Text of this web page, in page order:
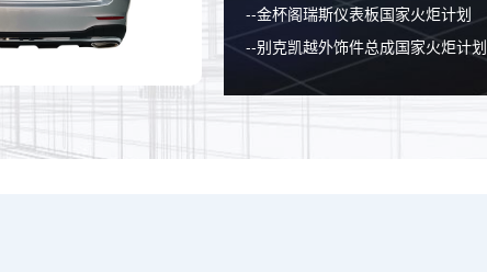
--金杯阁瑞斯仪表板国家火炬计划
--别克凯越外饰件总成国家火炬计划